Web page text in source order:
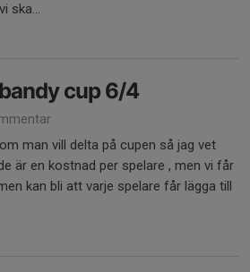
ska...
cup 6/4
man vill delta på cupen så jag vet
är en kostnad per spelare , men vi får
kan bli att varje spelare får lägga till